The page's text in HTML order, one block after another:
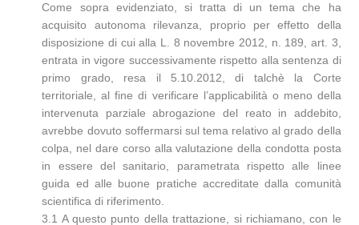
Come sopra evidenziato, si tratta di un tema che ha
acquisito autonoma rilevanza, proprio per effetto della
disposizione di cui alla L. 8 novembre 2012, n. 189, art. 3,
entrata in vigore successivamente rispetto alla sentenza di
primo grado, resa il 5.10.2012, di talchè la Corte
territoriale, al fine di verificare l’applicabilità o meno della
intervenuta parziale abrogazione del reato in addebito,
avrebbe dovuto soffermarsi sul tema relativo al grado della
colpa, nel dare corso alla valutazione della condotta posta
in essere del sanitario, parametrata rispetto alle linee
guida ed alle buone pratiche accreditate dalla comunità
scientifica di riferimento.
3.1 A questo punto della trattazione, si richiamano, con le